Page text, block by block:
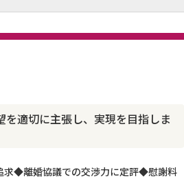
適切に主張し、実現を目指しま
◆離婚協議での交渉力に定評◆慰謝料